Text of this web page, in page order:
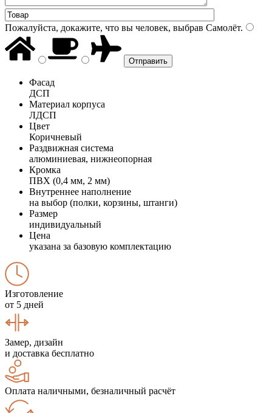
Пожалуйста, докажите, что вы человек, выбрав Самолёт.
Фасад
ДСП
Материал корпуса
ЛДСП
Цвет
Коричневый
Раздвижная система
алюминиевая, нижнеопорная
Кромка
ПВХ (0,4 мм, 2 мм)
Внутреннее наполнение
на выбор (полки, корзины, штанги)
Размер
индивидуальный
Цена
указана за базовую комплектацию
Изготовление
от 5 дней
Замер, дизайн
и доставка бесплатно
Оплата наличными, безналичный расчёт